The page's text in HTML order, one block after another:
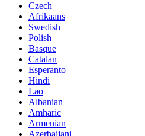
Czech
Afrikaans
Swedish
Polish
Basque
Catalan
Esperanto
Hindi
Lao
Albanian
Amharic
Armenian